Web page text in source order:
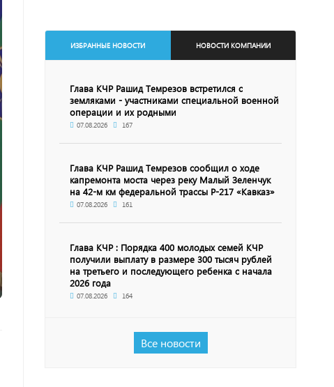
ИЗБРАННЫЕ НОВОСТИ НОВОСТИ КОМПАНИИ
Глава КЧР Рашид Темрезов встретился с
земляками - участниками специальной военной
операции и их родными
07.08.2026 167
Глава КЧР Рашид Темрезов сообщил о ходе
капремонта моста через реку Малый Зеленчук
на 42-м км федеральной трассы Р-217 «Кавказ»
07.08.2026 161
Глава КЧР : Порядка 400 молодых семей КЧР
получили выплату в размере 300 тысяч рублей
на третьего и последующего ребенка с начала
2026 года
07.08.2026 164
Все новости